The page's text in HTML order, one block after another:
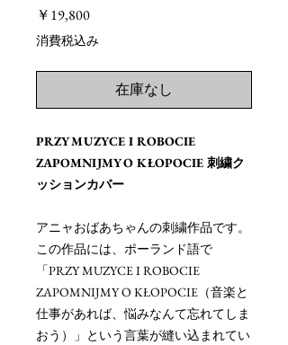
￥19,800価
格
消費税込み
在庫なし
PRZY MUZYCE I ROBOCIE
ZAPOMNIJMY O KŁOPOCIE 刺繍ク
ッションカバー
アニャおばあちゃんの刺繍作品です。
この作品には、ポーランド語で
「PRZY MUZYCE I ROBOCIE
ZAPOMNIJMY O KŁOPOCIE（音楽と
仕事があれば、悩みなんて忘れてしま
おう）」という言葉が縫い込まれてい